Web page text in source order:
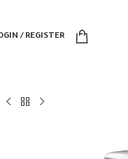
/ REGISTER